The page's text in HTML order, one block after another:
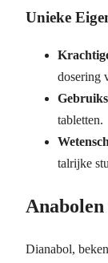
Unieke
dosering
tabletten.
talrijke
Dianabol,